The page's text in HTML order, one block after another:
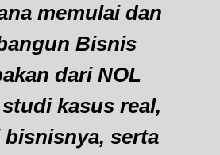
memulai dan
Bisnis
dari NOL
kasus real,
serta